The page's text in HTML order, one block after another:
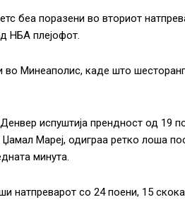
беа поразени во вториот
НБА плејофот.
во Минеаполис, каде што
испуштија прендност од 19
Мареј, одиграа ретко лоша
минута.
натпреварот со 24 поени, 15